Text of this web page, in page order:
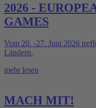
2026 -
GAMES
Vom 20. -27. Juni 2026
Ländern.
mehr lesen
MACH MIT!